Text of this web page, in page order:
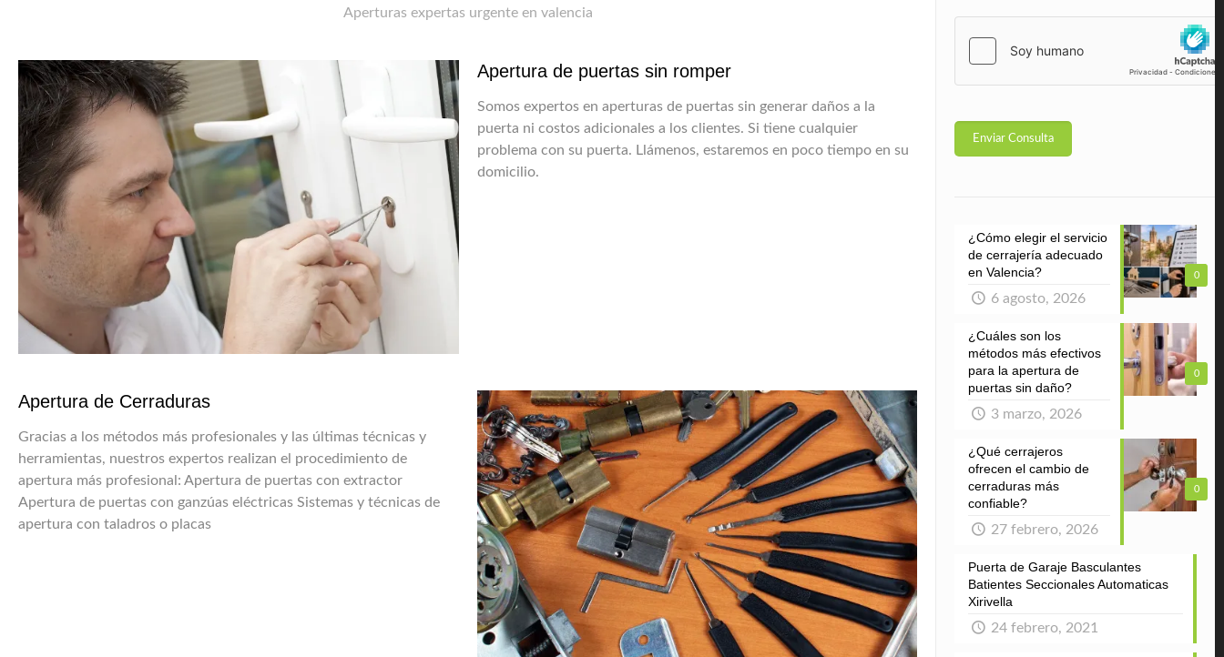
Aperturas expertas urgente en valencia
Apertura de puertas sin romper
Somos expertos en aperturas de puertas sin generar daños a la
puerta ni costos adicionales a los clientes. Si tiene cualquier
problema con su puerta. Llámenos, estaremos en poco tiempo en su
domicilio.
Apertura de Cerraduras
Gracias a los métodos más profesionales y las últimas técnicas y
herramientas, nuestros expertos realizan el procedimiento de
apertura más profesional: Apertura de puertas con extractor
Apertura de puertas con ganzúas eléctricas Sistemas y técnicas de
apertura con taladros o placas
0
¿Cómo elegir el servicio
de cerrajería adecuado
en Valencia?
6 agosto, 2026
0
¿Cuáles son los
métodos más efectivos
para la apertura de
puertas sin daño?
3 marzo, 2026
0
¿Qué cerrajeros
ofrecen el cambio de
cerraduras más
confiable?
27 febrero, 2026
Puerta de Garaje Basculantes
Batientes Seccionales Automaticas
Xirivella
24 febrero, 2021